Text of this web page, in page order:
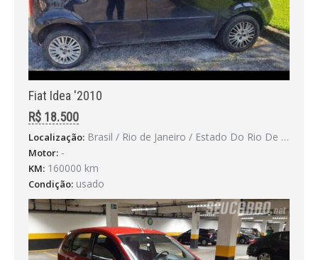
Fiat Idea '2010
R$ 18.500
Localização: Brasil / Rio de Janeiro / Estado Do Rio De Janeiro
Motor: -
KM: 160000 km
Condição: usado